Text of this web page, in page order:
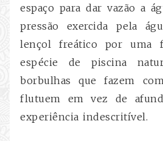
espaço para dar vazão a
pressão exercida pela
lençol freático por uma
espécie de piscina
borbulhas que fazem
flutuem em vez de
experiência indescritível.